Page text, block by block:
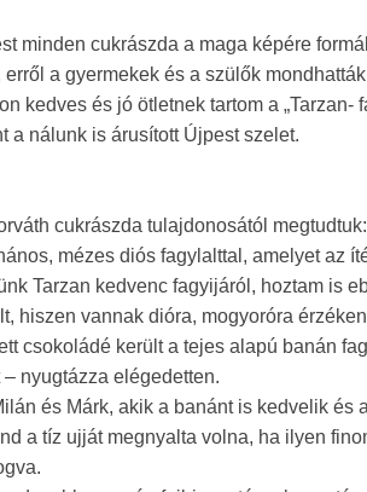
minden cukrászda a maga képére
a gyermekek és a szülők
kedves és jó ötletnek tartom a „Tarzan-
nálunk is árusított Újpest szelet.
cukrászda tulajdonosától
mézes diós fagylalttal, amelyet az
Tarzan kedvenc fagyijáról, hoztam is
hiszen vannak dióra, mogyoróra
csokoládé került a tejes alapú banán
nyugtázza elégedetten.
és Márk, akik a banánt is kedvelik és
a tíz ujját megnyalta volna, ha ilyen